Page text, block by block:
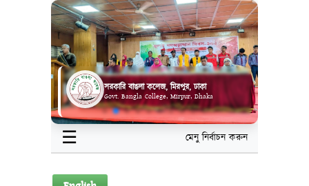
সরকারি বাঙলা কলেজ, মিরপুর, ঢাকা
Govt. Bangla College, Mirpur, Dhaka
☰ মেনু নির্বাচন করুন